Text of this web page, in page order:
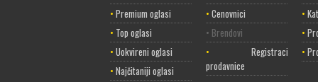
• Premium oglasi
• Top oglasi
• Uokvireni oglasi
• Najčitaniji oglasi
• Cenovnici
• Brendovi
• Registracija
prodavnice
•
•
•